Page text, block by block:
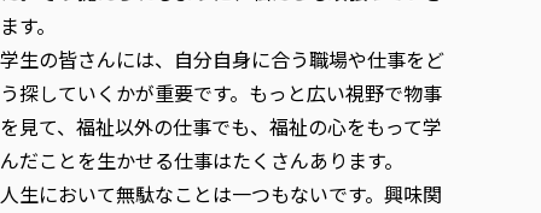
ます。
学生の皆さんには、自分自身に合う職場や仕事をど
う探していくかが重要です。もっと広い視野で物事
を見て、福祉以外の仕事でも、福祉の心をもって学
んだことを生かせる仕事はたくさんあります。
人生において無駄なことは一つもないです。興味関